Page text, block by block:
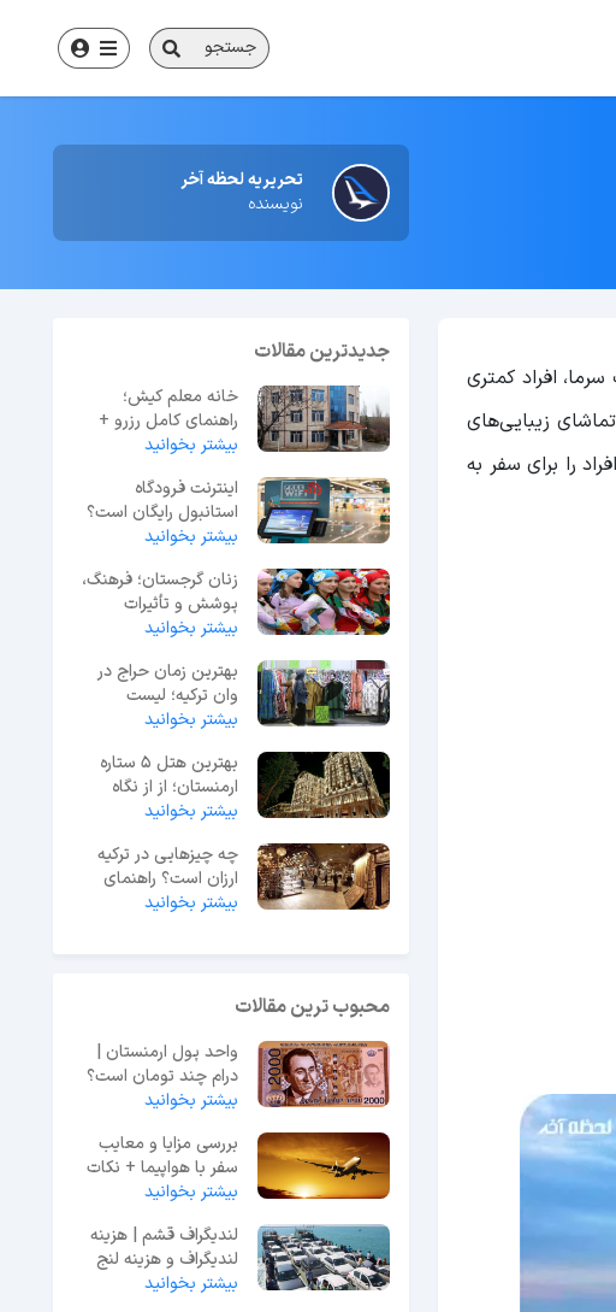
جستجو
تحریریه لحظه آخر
نویسنده
افراد کمتری
زیبایی‌های
را برای سفر به
جدیدترین مقالات
خانه معلم کیش؛
راهنمای کامل رزرو +
آدرس و شماره تماس
بیشتر بخوانید
اینترنت فرودگاه
استانبول رایگان است؟
راهنمای گام‌به‌گام
بیشتر بخوانید
زنان گرجستان؛ فرهنگ،
پوشش و تأثیرات
اجتماعی
بیشتر بخوانید
بهترین زمان حراج در
وان ترکیه؛ لیست
حراجی‌های 2025
بیشتر بخوانید
بهترین هتل 5 ستاره
ارمنستان؛ از از نگاه
مسافران ایرانی
بیشتر بخوانید
چه چیزهایی در ترکیه
ارزان است؟ راهنمای
خرید ارزان در ترکیه
بیشتر بخوانید
محبوب ترین مقالات
واحد پول ارمنستان |
درام چند تومان است؟
بیشتر بخوانید
بررسی مزایا و معایب
سفر با هواپیما + نکات
کاربردی
بیشتر بخوانید
لندیگراف قشم | هزینه
لندیگراف و هزینه لنج
بندرعباس به قشم 1404
بیشتر بخوانید